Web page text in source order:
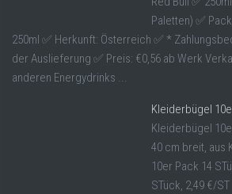
Paletten) ✅
250ml ✅ Herkunft: Österreich ✅ *
der Auslieferung ✅ Preis: €0,56 ab Werk
anderen Energydrinks ...
Kleiderbügel
Kleiderbügel
40 cm breit, aus
10er Pack 14
STück, 2,49 €/ST